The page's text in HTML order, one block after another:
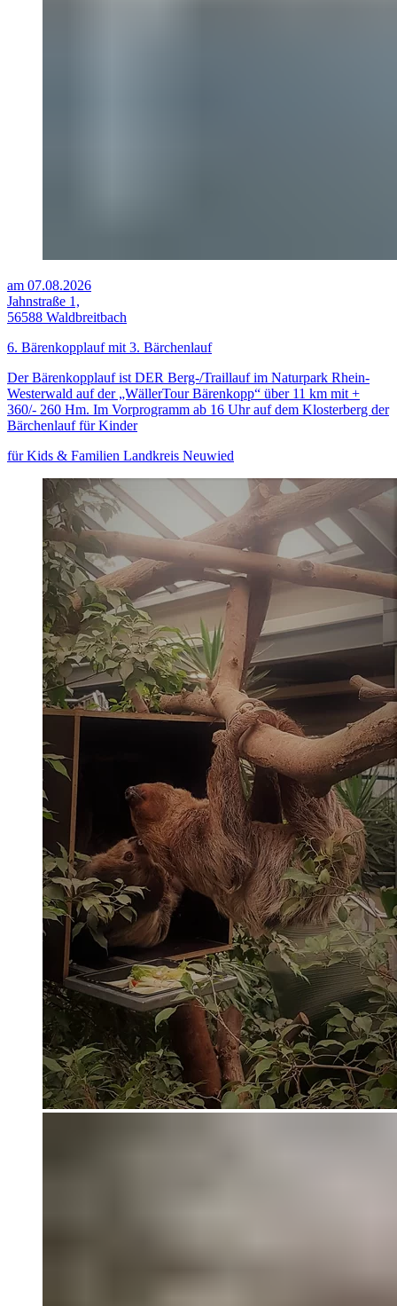
am 07.08.2026
Jahnstraße 1,
56588 Waldbreitbach
6. Bärenkopplauf mit 3. Bärchenlauf
Der Bärenkopplauf ist DER Berg-/Traillauf im Naturpark Rhein-
Westerwald auf der „WällerTour Bärenkopp“ über 11 km mit +
360/- 260 Hm. Im Vorprogramm ab 16 Uhr auf dem Klosterberg der
Bärchenlauf für Kinder
für Kids & Familien Landkreis Neuwied